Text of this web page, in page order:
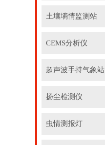
土壤墒情监测站
CEMS分析仪
超声波手持气象站
扬尘检测仪
虫情测报灯